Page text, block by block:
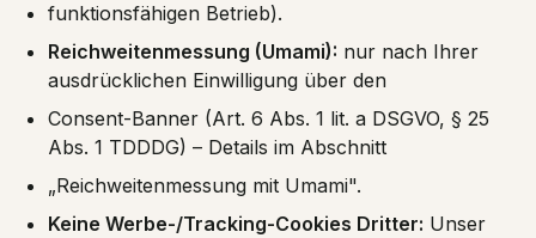
funktionsfähigen Betrieb).
Reichweitenmessung (Umami): nur nach Ihrer
ausdrücklichen Einwilligung über den
Consent-Banner (Art. 6 Abs. 1 lit. a DSGVO, § 25
Abs. 1 TDDDG) – Details im Abschnitt
„Reichweitenmessung mit Umami".
Keine Werbe-/Tracking-Cookies Dritter: Unser